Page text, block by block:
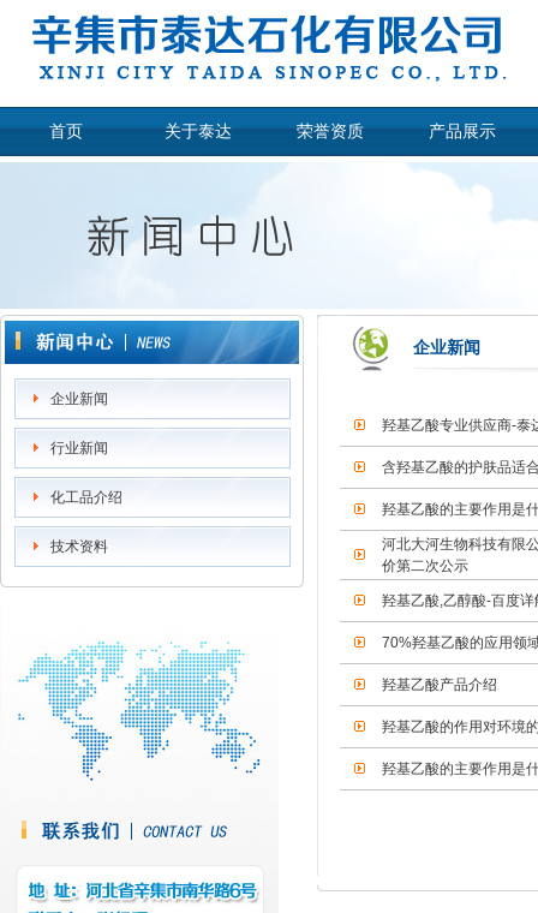
首页 关于泰达 荣誉资质 产品展示
企业新闻
行业新闻
化工品介绍
技术资料
企业新闻
羟基乙酸专业供应商-泰
含羟基乙酸的护肤品适
羟基乙酸的主要作用是
河北大河生物科技有限
价第二次公示
羟基乙酸,乙醇酸-百度详
70%羟基乙酸的应用领
羟基乙酸产品介绍
羟基乙酸的作用对环境
羟基乙酸的主要作用是